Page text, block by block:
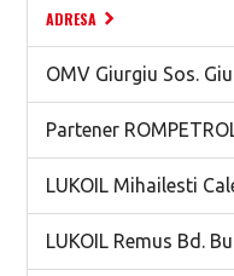
ADRESA
OMV Giurgiu Sos.
Partener
LUKOIL Mihailesti
LUKOIL Remus Bd.